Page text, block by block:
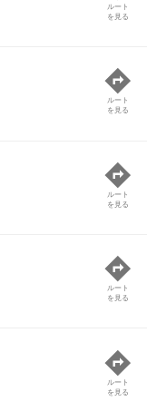
ルート
を見る
ルート
を見る
ルート
を見る
ルート
を見る
ルート
を見る